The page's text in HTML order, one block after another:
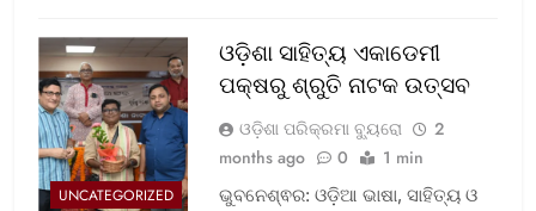
UNCATEGORIZED
ଓଡ଼ିଶା ସାହିତ୍ୟ ଏକାଡେମୀ
ପକ୍ଷରୁ ଶ୍ରୁତି ନାଟକ ଉତ୍ସବ
ଓଡ଼ିଶା ପରିକ୍ରମା ବ୍ୟୁରୋ
2
months ago
0 1 min
ଭୁବନେଶ୍ଵର: ଓଡ଼ିଆ ଭାଷା, ସାହିତ୍ୟ ଓ